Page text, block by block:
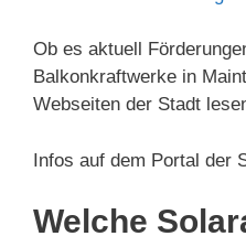
Ob es aktuell
Balkonkraftwerke in
Webseiten der Stadt
Infos auf dem Portal der
Welche